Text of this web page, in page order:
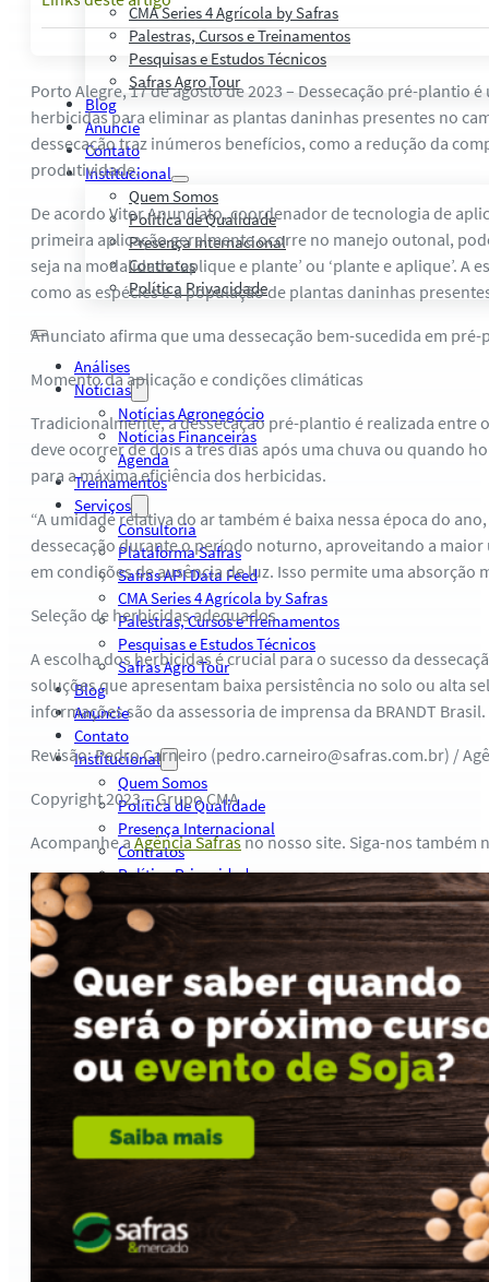
CMA Series 4 Agrícola by Safras
Palestras, Cursos e Treinamentos
Pesquisas e Estudos Técnicos
Safras Agro Tour
Blog
Anuncie
Contato
Institucional
Quem Somos
Política de Qualidade
Presença Internacional
Contratos
Política Privacidade
Análises
Notícias
Notícias Agronegócio
Notícias Financeiras
Agenda
Treinamentos
Serviços
Consultoria
Plataforma Safras
Safras API Data Feed
CMA Series 4 Agrícola by Safras
Palestras, Cursos e Treinamentos
Pesquisas e Estudos Técnicos
Safras Agro Tour
Blog
Anuncie
Contato
Institucional
Quem Somos
Política de Qualidade
Presença Internacional
Contratos
Política Privacidade
Porto Alegre, 17 de agosto de 2023 – Dessecação pré-plantio
herbicidas para eliminar as plantas daninhas presentes no
dessecação traz inúmeros benefícios, como a redução da
produtividade.
De acordo Vitor Anunciato, coordenador de tecnologia de
primeira aplicação geralmente ocorre no manejo outonal,
seja na modalidade ‘aplique e plante’ ou ‘plante e aplique’.
como as espécies e a população de plantas daninhas
Anunciato afirma que uma dessecação bem-sucedida em
Momento da aplicação e condições climáticas
Tradicionalmente, a dessecação pré-plantio é realizada entre
deve ocorrer de dois a três dias após uma chuva ou quando
para a máxima eficiência dos herbicidas.
“A umidade relativa do ar também é baixa nessa época do
dessecação durante o período noturno, aproveitando a
em condições de ausência de luz. Isso permite uma absorção
Seleção de herbicidas adequados
A escolha dos herbicidas é crucial para o sucesso da
soluções que apresentam baixa persistência no solo ou alta
informações são da assessoria de imprensa da BRANDT Brasil.
Revisão: Pedro Carneiro (pedro.carneiro@safras.com.br) /
Copyright 2023 – Grupo CMA
Acompanhe aAgência Safrasno nosso site. Siga-nos também